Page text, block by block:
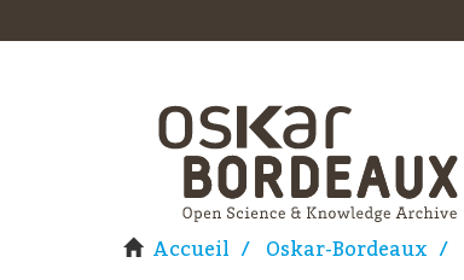
Accueil Oskar-Bordeaux